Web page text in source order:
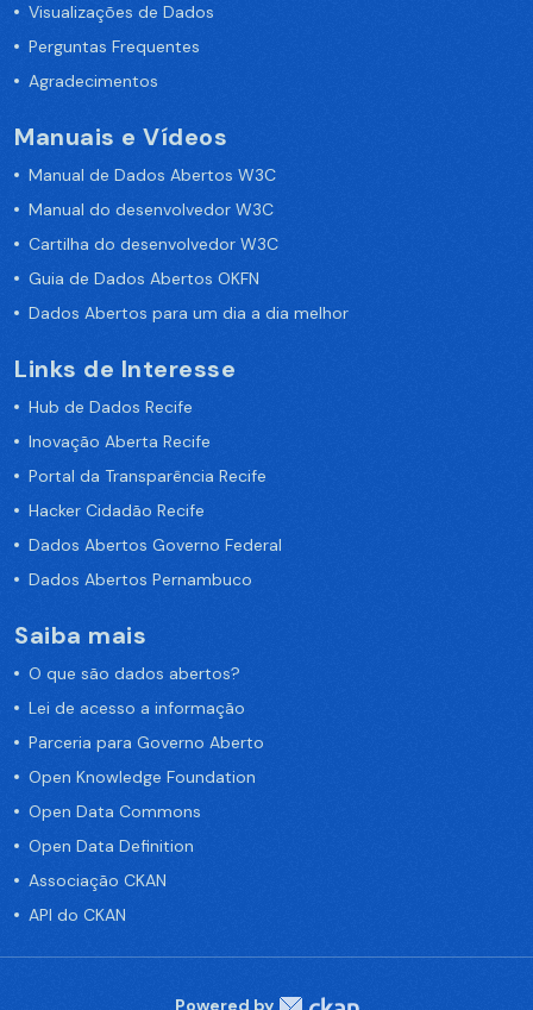
Visualizações de Dados
Perguntas Frequentes
Agradecimentos
Manuais e Vídeos
Manual de Dados Abertos W3C
Manual do desenvolvedor W3C
Cartilha do desenvolvedor W3C
Guia de Dados Abertos OKFN
Dados Abertos para um dia a dia melhor
Links de Interesse
Hub de Dados Recife
Inovação Aberta Recife
Portal da Transparência Recife
Hacker Cidadão Recife
Dados Abertos Governo Federal
Dados Abertos Pernambuco
Saiba mais
O que são dados abertos?
Lei de acesso a informação
Parceria para Governo Aberto
Open Knowledge Foundation
Open Data Commons
Open Data Definition
Associação CKAN
API do CKAN
Powered by